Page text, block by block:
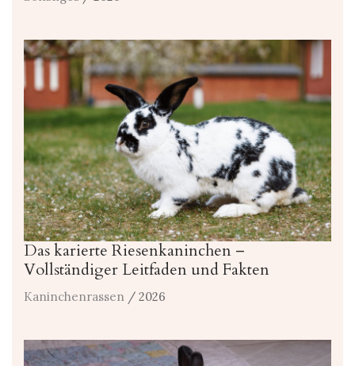
Das karierte Riesenkaninchen –
Vollständiger Leitfaden und Fakten
Kaninchenrassen / 2026